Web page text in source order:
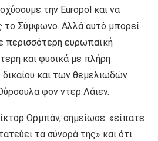
την Europol και να
Σύμφωνο. Αλλά αυτό μπορεί
περισσότερη ευρωπαϊκή
και φυσικά με πλήρη
και των θεμελιωδών
φον ντερ Λάιεν.
Ορμπάν, σημείωσε: «είπατε
τα σύνορά της» και ότι